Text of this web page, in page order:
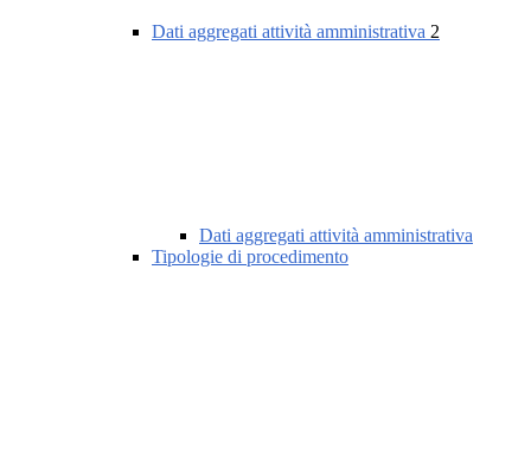
Dati aggregati attività amministrativa 2
Dati aggregati attività amministrativa
Tipologie di procedimento